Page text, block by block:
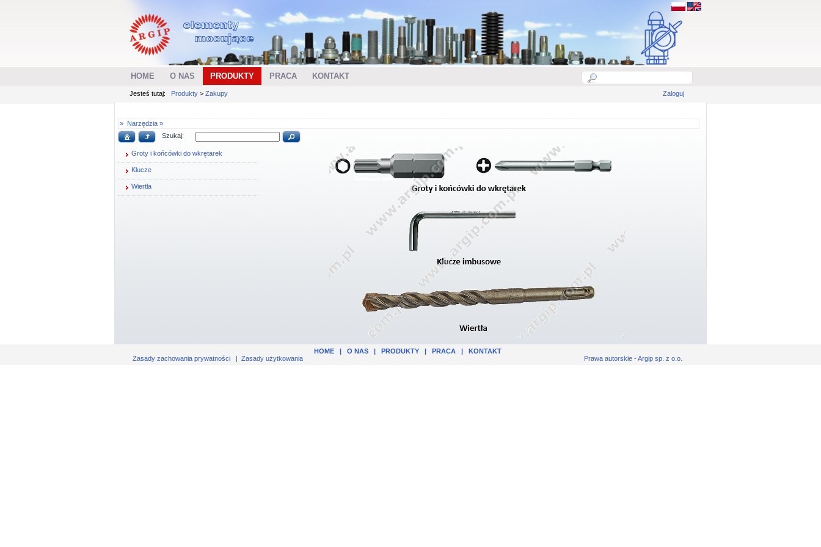
HOME O NAS PRODUKTY PRACA KONTAKT
Jesteś tutaj: Produkty > Zakupy Zaloguj
» Narzędzia »
Szukaj:
Groty i końcówki do wkrętarek
Klucze
Wiertła
HOME| O NAS| PRODUKTY| PRACA| KONTAKT
Zasady zachowania prywatności | Zasady użytkowania Prawa autorskie - Argip sp. z o.o.